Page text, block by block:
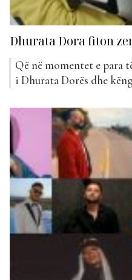
Dhurata Dora fiton
Që në momentet e
i Dhurata Dorës dhe
titullin kjo prurje e re
përcillen nota tepër
parë të hyrjes në listë